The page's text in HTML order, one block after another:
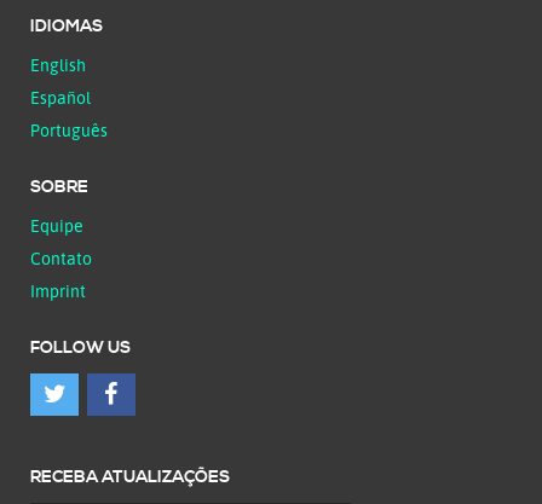
IDIOMAS
English
Español
Português
SOBRE
Equipe
Contato
Imprint
FOLLOW US
RECEBA ATUALIZAÇÕES